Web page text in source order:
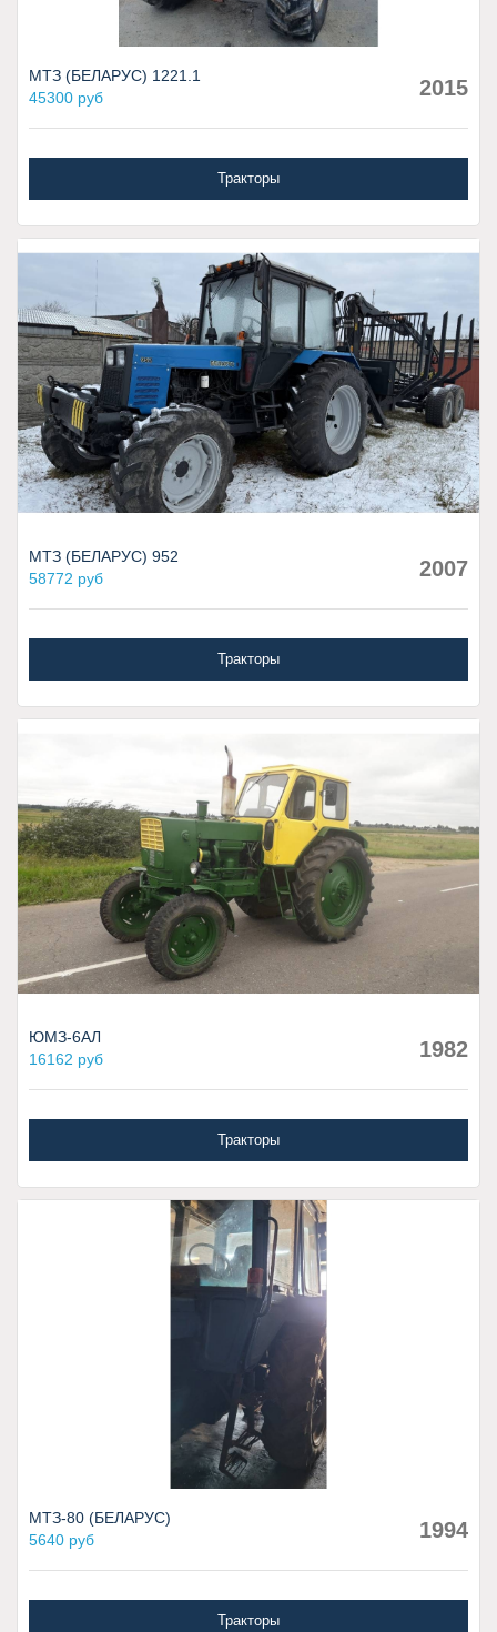
МТЗ (БЕЛАРУС) 1221.1
45300 руб
2015
Тракторы
МТЗ (БЕЛАРУС) 952
58772 руб
2007
Тракторы
ЮМЗ-6АЛ
16162 руб
1982
Тракторы
МТЗ-80 (БЕЛАРУС)
5640 руб
1994
Тракторы